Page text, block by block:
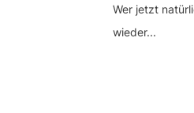
Wer jetzt
wieder...